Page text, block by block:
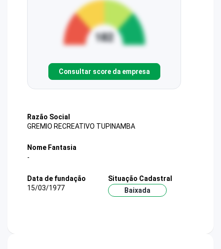
Consultar score da empresa
Razão Social
GREMIO RECREATIVO TUPINAMBA
Nome Fantasia
-
Data de fundação
15/03/1977
Situação Cadastral
Baixada